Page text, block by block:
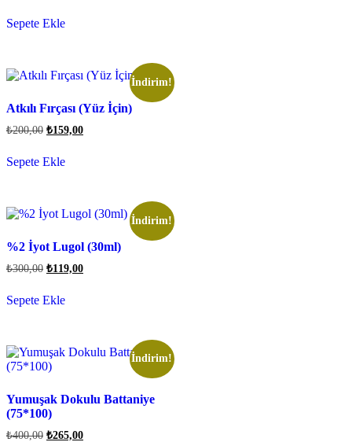
Sepete Ekle
İndirim!
Atkılı Fırçası (Yüz İçin)
₺200,00 ₺159,00
Sepete Ekle
İndirim!
%2 İyot Lugol (30ml)
₺300,00 ₺119,00
Sepete Ekle
İndirim!
Yumuşak Dokulu Battaniye
(75*100)
₺400,00 ₺265,00